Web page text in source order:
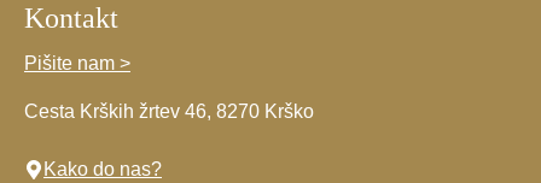
Kontakt
Pišite nam >
Cesta Krških žrtev 46, 8270 Krško
Kako do nas?